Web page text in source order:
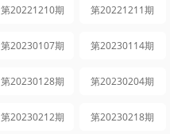
第20221210期 第20221211期
第20230107期 第20230114期
第20230128期 第20230204期
第20230212期 第20230218期